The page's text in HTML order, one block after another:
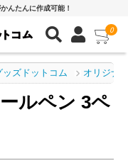
んたんに作成可能！
0
ズドットコム オリジナ
ルペン 3ペ